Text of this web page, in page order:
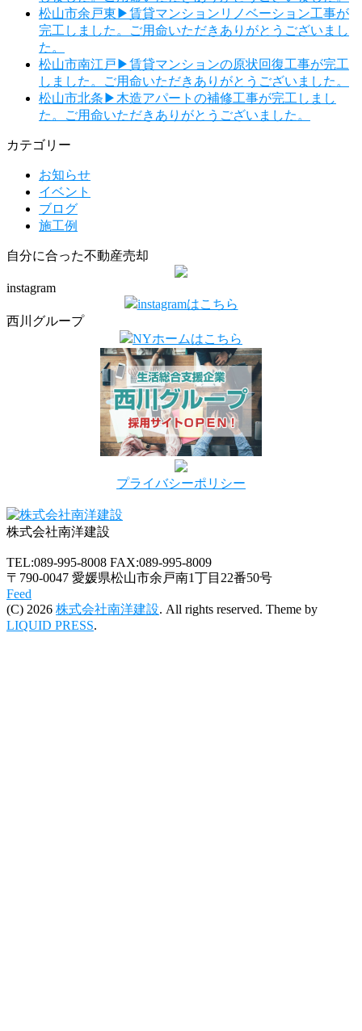
松山市余戸東▶賃貸マンションリノベーション工事が
完工しました。ご用命いただきありがとうございまし
た。
松山市南江戸▶賃貸マンションの原状回復工事が完工
しました。ご用命いただきありがとうございました。
松山市北条▶木造アパートの補修工事が完工しまし
た。ご用命いただきありがとうございました。
カテゴリー
お知らせ
イベント
ブログ
施工例
自分に合った不動産売却
instagram
instagramはこちら
西川グループ
NYホームはこちら
プライバシーポリシー
株式会社南洋建設
TEL:089-995-8008 FAX:089-995-8009
〒790-0047 愛媛県松山市余戸南1丁目22番50号
Feed
(C) 2026 株式会社南洋建設. All rights reserved. Theme by
LIQUID PRESS.